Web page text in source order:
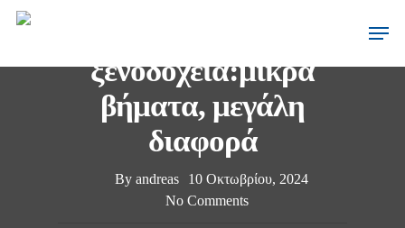
ξενοδοχεία:μικρά
βήματα, μεγάλη
διαφορά
By andreas
10 Οκτωβρίου, 2024
No Comments